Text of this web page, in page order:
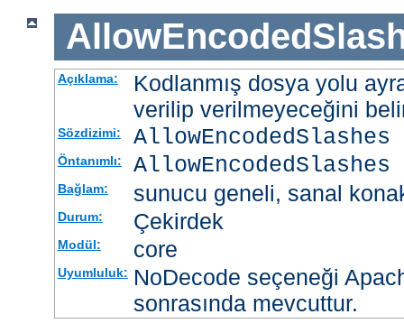
Açıklama:
Kodlanmış dosya yolu
verilip verilmeyeceğini
Sözdizimi: AllowEncodedSlashes
Öntanımlı:
Bağlam: sunucu geneli, sanal
Durum: Çekirdek
Modül: core
Uyumluluk: NoDecode seçeneği
sonrasında mevcuttur.